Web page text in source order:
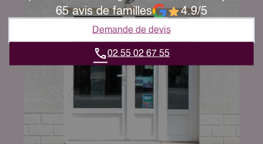
65 avis de familles 4.9/5
Demande de devis
02 55 02 67 55